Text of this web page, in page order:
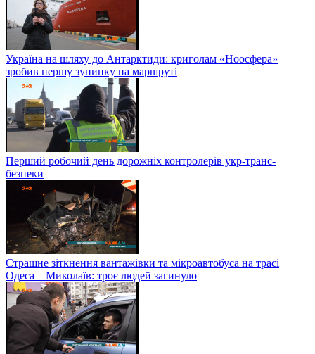
Україна на шляху до Антарктиди: криголам «Ноосфера»
зробив першу зупинку на маршруті
Перший робочий день дорожніх контролерів укр-транс-
безпеки
Страшне зіткнення вантажівки та мікроавтобуса на трасі
Одеса – Миколаїв: троє людей загинуло